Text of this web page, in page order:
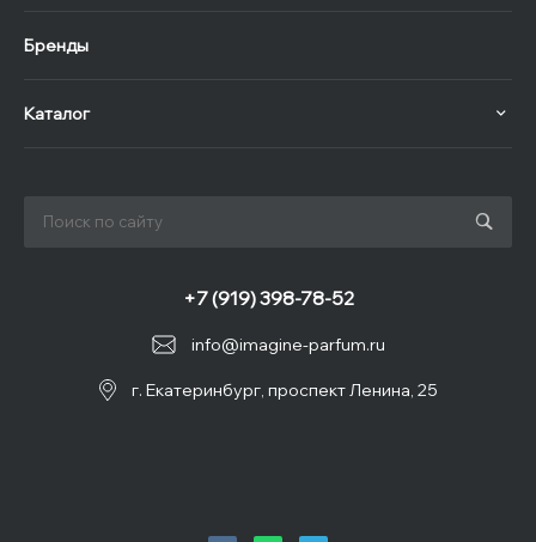
Бренды
Каталог
info@imagine-parfum.ru
+7 (919) 398-78-52
г. Екатеринбург, проспект Ленина, 25